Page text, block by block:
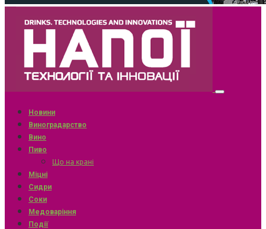
Новини
Виноградарство
Вино
Пиво
Що на крані
Міцні
Сидри
Соки
Медоваріння
Події